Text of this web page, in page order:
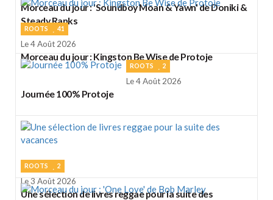
Morceau du jour : 'Soundboy Moan & Yawn' de Doniki &
Steady Ranks
ROOTS 41
Le 4 Août 2026
Morceau du jour : Kingston Be Wise de Protoje
ROOTS 2
Le 4 Août 2026
Journée 100% Protoje
ROOTS 2
Le 3 Août 2026
Une sélection de livres reggae pour la suite des